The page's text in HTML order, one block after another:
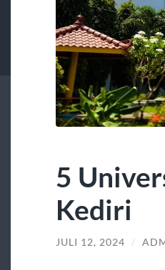
5
Kediri
JULI 12, 2024 /